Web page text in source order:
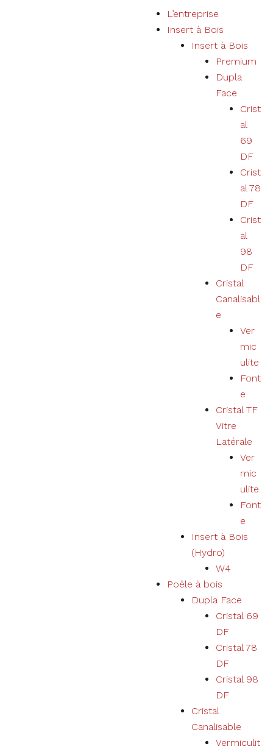
L’entreprise
Insert à Bois
Insert à Bois
Premium
Dupla
Face
Crist
al
69
DF
Crist
al 78
DF
Crist
al
98
DF
Cristal
Canalisabl
e
Ver
mic
ulite
Font
e
Cristal TF
Vitre
Latérale
Ver
mic
ulite
Font
e
Insert à Bois
(Hydro)
W4
Poêle à bois
Dupla Face
Cristal 69
DF
Cristal 78
DF
Cristal 98
DF
Cristal
Canalisable
Vermiculit